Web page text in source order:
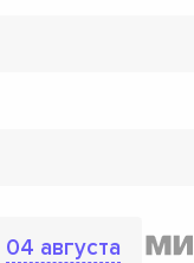
04 августа